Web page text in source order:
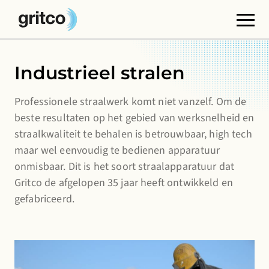
Industrieel stralen
Professionele straalwerk komt niet vanzelf. Om de
beste resultaten op het gebied van werksnelheid en
straalkwaliteit te behalen is betrouwbaar, high tech
maar wel eenvoudig te bedienen apparatuur
onmisbaar. Dit is het soort straalapparatuur dat
Gritco de afgelopen 35 jaar heeft ontwikkeld en
gefabriceerd.
Functionele cookies
Deze cookies zijn noodzakelijk voor het correct
functioneren van de website. U kunt deze niet
uitschakelen.
Cookies van derden
Hiermee kan inhoud van websites van derden, zoals
YouTube of Vimeo, worden ingesloten. Het
uitschakelen hiervan kan bepaalde functionaliteit van
Hiermee kunnen we de prestaties van onze websites